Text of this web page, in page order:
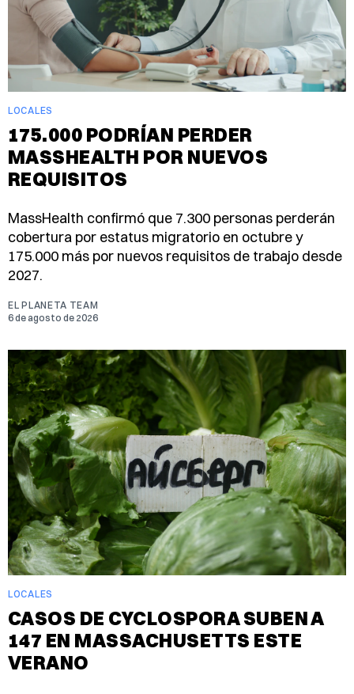
LOCALES
175.000 PODRÍAN PERDER
MASSHEALTH POR NUEVOS
REQUISITOS
MassHealth confirmó que 7.300 personas perderán
cobertura por estatus migratorio en octubre y
175.000 más por nuevos requisitos de trabajo desde
2027.
EL PLANETA TEAM
6 de agosto de 2026
LOCALES
CASOS DE CYCLOSPORA SUBEN A
147 EN MASSACHUSETTS ESTE
VERANO